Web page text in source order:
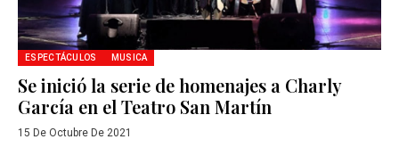
ESPECTÁCULOS MUSICA
Se inició la serie de homenajes a Charly
García en el Teatro San Martín
15 De Octubre De 2021